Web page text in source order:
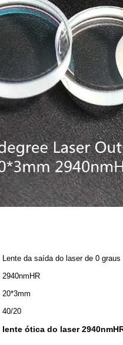
Lente da saída do laser de 0 graus
2940nmHR
20*3mm
40/20
lente ótica do laser